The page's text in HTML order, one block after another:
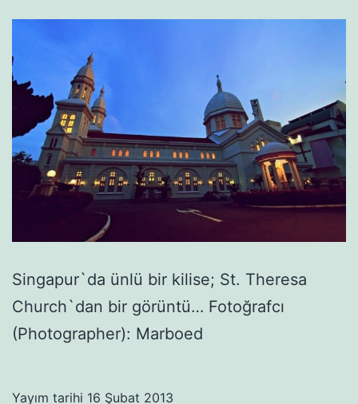
Singapur`da ünlü bir kilise; St. Theresa
Church`dan bir görüntü… Fotoğrafcı
(Photographer): Marboed
Yayım tarihi 16 Şubat 2013